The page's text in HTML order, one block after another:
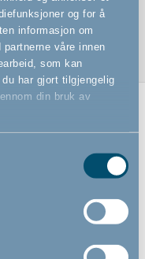
og for å
informasjon om
våre innen
som kan
har gjort tilgjengelig
din bruk av